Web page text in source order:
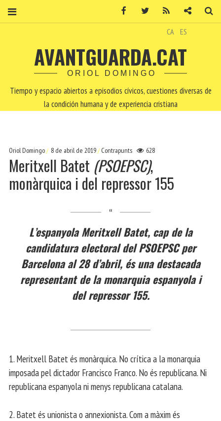
CA ES
AVANTGUARDA.CAT
ORIOL DOMINGO
Tiempo y espacio abiertos a episodios cívicos, cuestiones diversas de
la condición humana y de experiencia cristiana
Oriol Domingo 8 de abril de 2019 Contrapunts 628
Meritxell Batet (PSOEPSC),
monàrquica i del repressor 155
L’espanyola Meritxell Batet, cap de la
candidatura electoral del PSOEPSC per
Barcelona al 28 d’abril, és una destacada
representant de la monarquia espanyola i
del repressor 155.
1. Meritxell Batet és monàrquica. No crítica a la monarquia
imposada pel dictador Francisco Franco. No és republicana. Ni
republicana espanyola ni menys republicana catalana.
2. Batet és unionista o annexionista. Com a màxim és
Facebook Twitter Contacto